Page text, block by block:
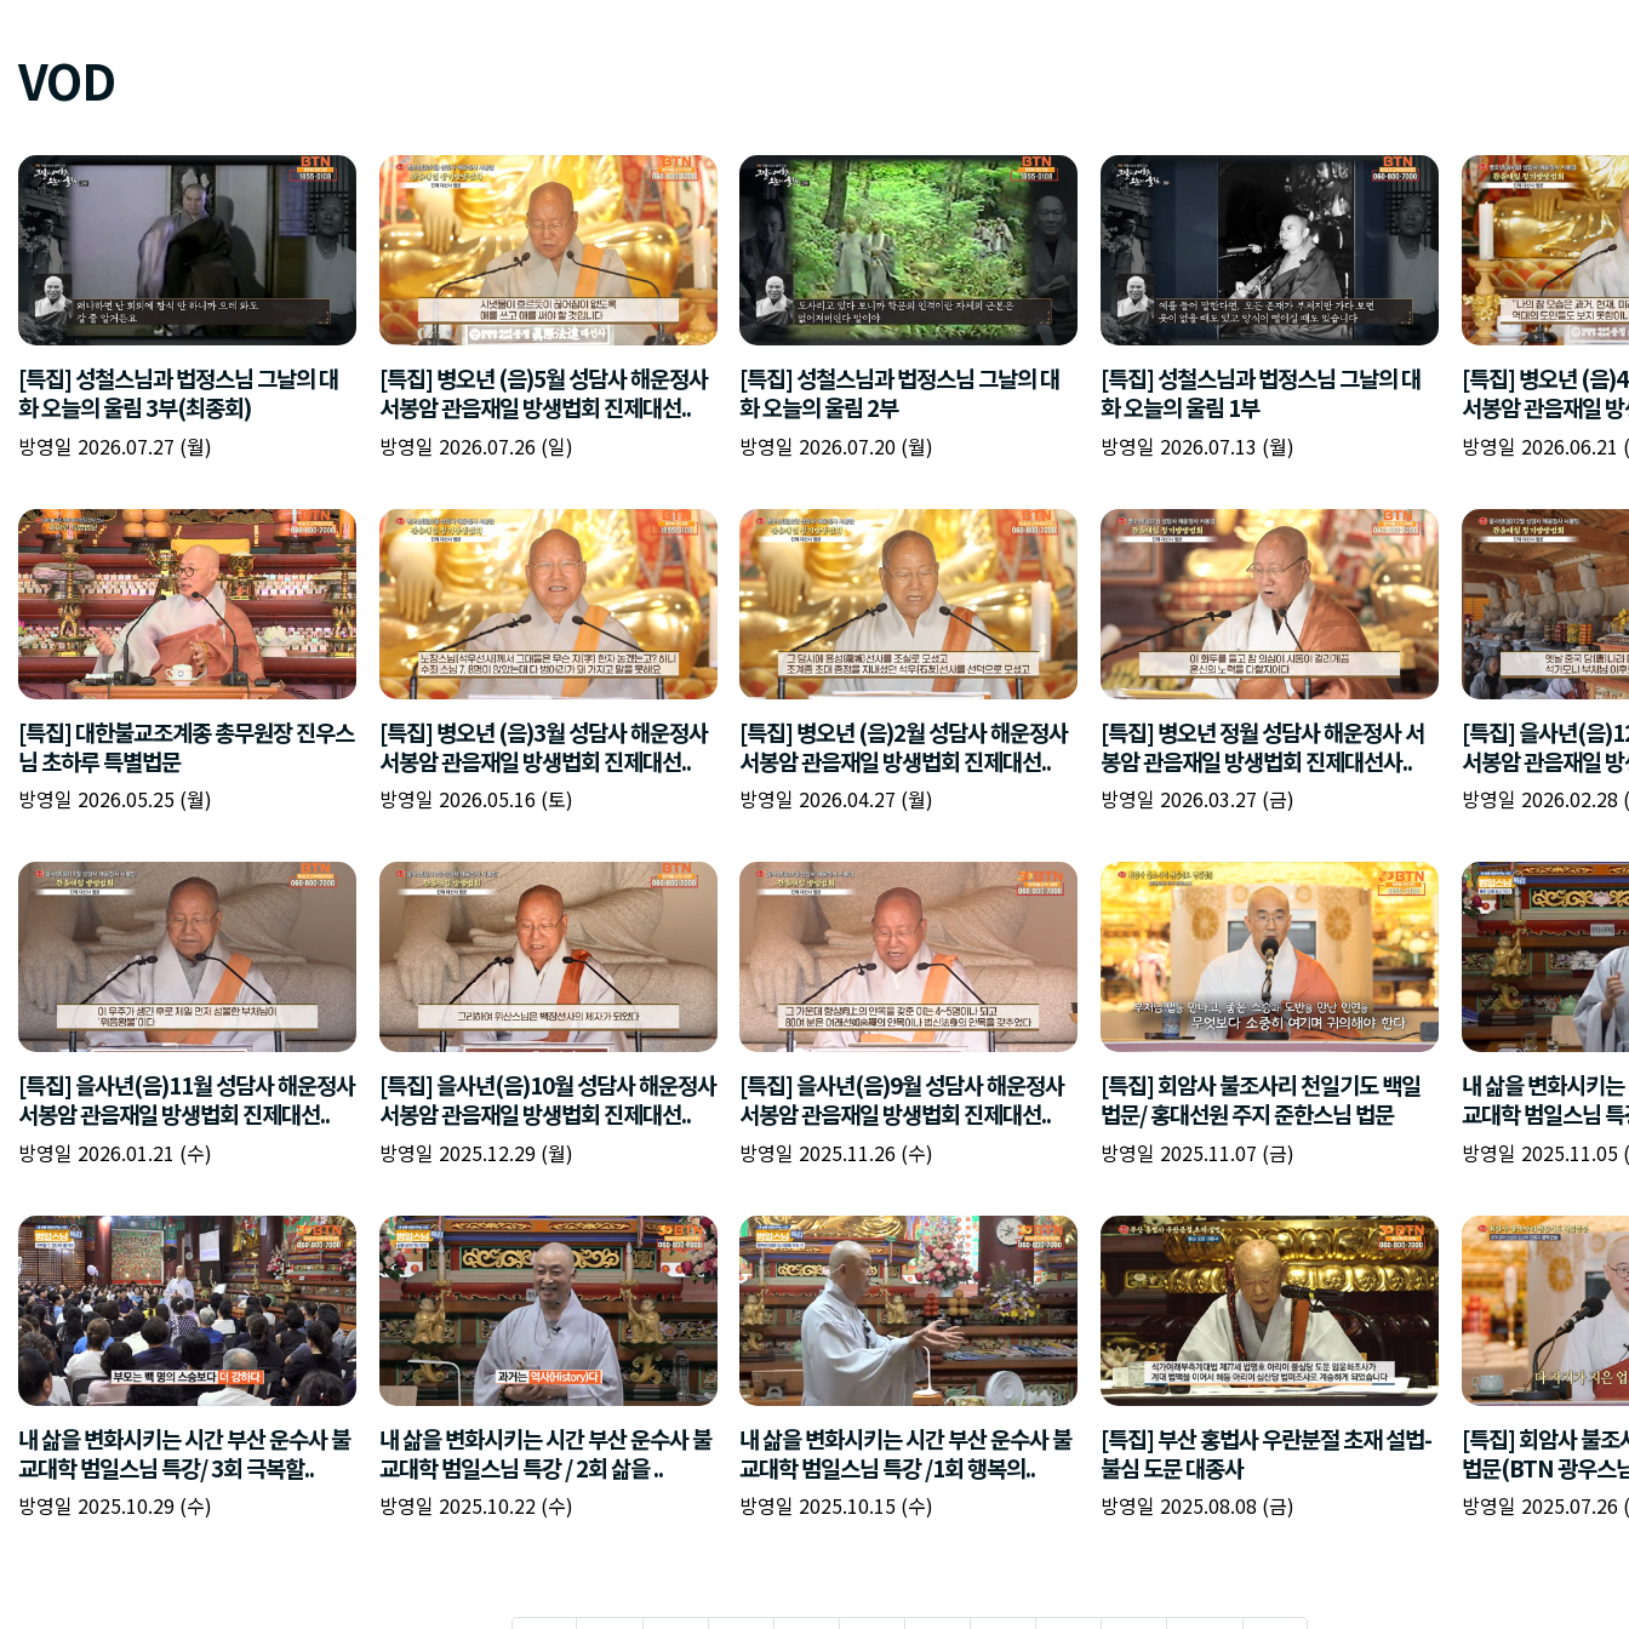
VOD
[특집] 성철스님과 법정스님 그날의 대
화 오늘의 울림 3부(최종회)
방영일 2026.07.27 (월)
[특집] 병오년 (음)5월 성담사 해운정사
서봉암 관음재일 방생법회 진제대선..
방영일 2026.07.26 (일)
[특집] 성철스님과 법정스님 그날의 대
화 오늘의 울림 2부
방영일 2026.07.20 (월)
[특집] 성철스님과 법정스님 그날의 대
화 오늘의 울림 1부
방영일 2026.07.13 (월)
[특집] 병오년 (음
서봉암 관음재일
방영일 2026.06.21
[특집] 대한불교조계종 총무원장 진우스
님 초하루 특별법문
방영일 2026.05.25 (월)
[특집] 병오년 (음)3월 성담사 해운정사
서봉암 관음재일 방생법회 진제대선..
방영일 2026.05.16 (토)
[특집] 병오년 (음)2월 성담사 해운정사
서봉암 관음재일 방생법회 진제대선..
방영일 2026.04.27 (월)
[특집] 병오년 정월 성담사 해운정사 서
봉암 관음재일 방생법회 진제대선사..
방영일 2026.03.27 (금)
[특집] 을사년(음
서봉암 관음재일
방영일 2026.02.28
[특집] 을사년(음)11월 성담사 해운정사
서봉암 관음재일 방생법회 진제대선..
방영일 2026.01.21 (수)
[특집] 을사년(음)10월 성담사 해운정사
서봉암 관음재일 방생법회 진제대선..
방영일 2025.12.29 (월)
[특집] 을사년(음)9월 성담사 해운정사
서봉암 관음재일 방생법회 진제대선..
방영일 2025.11.26 (수)
[특집] 회암사 불조사리 천일기도 백일
법문/ 홍대선원 주지 준한스님 법문
방영일 2025.11.07 (금)
내 삶을 변화시키
교대학 범일스님
방영일 2025.11.05
내 삶을 변화시키는 시간 부산 운수사 불
교대학 범일스님 특강/ 3회 극복할..
방영일 2025.10.29 (수)
내 삶을 변화시키는 시간 부산 운수사 불
교대학 범일스님 특강 / 2회 삶을 ..
방영일 2025.10.22 (수)
내 삶을 변화시키는 시간 부산 운수사 불
교대학 범일스님 특강 /1회 행복의..
방영일 2025.10.15 (수)
[특집] 부산 홍법사 우란분절 초재 설법-
불심 도문 대종사
방영일 2025.08.08 (금)
[특집] 회암사 불조
법문(BTN 광우스
방영일 2025.07.26